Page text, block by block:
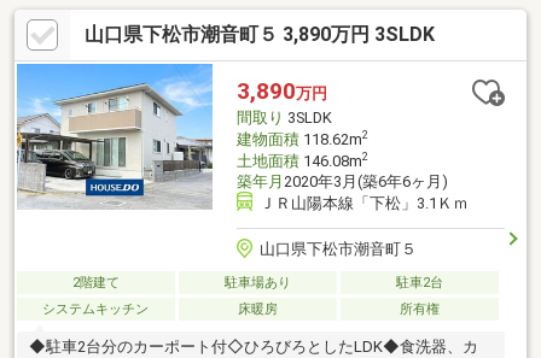
◆家計に優しいオール電化住宅！ 火を使わないので、小さなお子
様がいても安心です。◇和室でホッと一息。 畳の香りに癒されな
がら、リラックスタイムを過ごせます。
山口県下松市潮音町５ 3,890万円 3SLDK
3,890万円
間取り 3SLDK
建物面積118.62m2
土地面積146.08m2
築年月 2020年3月(築6年6ヶ月)
ＪＲ山陽本線「下松」3.1Ｋｍ
山口県下松市潮音町５
2階建て 駐車場あり
駐車2台
システムキッチン
床暖房 所有権
◆駐車2台分のカーポート付◇ひろびろとしたLDK◆食洗器、カ